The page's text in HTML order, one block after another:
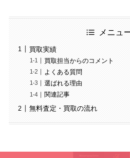
メニュ
買取実績
買取担当からのコメント
よくある質問
選ばれる理由
関連記事
無料査定・買取の流れ